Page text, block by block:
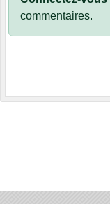
commentaires.